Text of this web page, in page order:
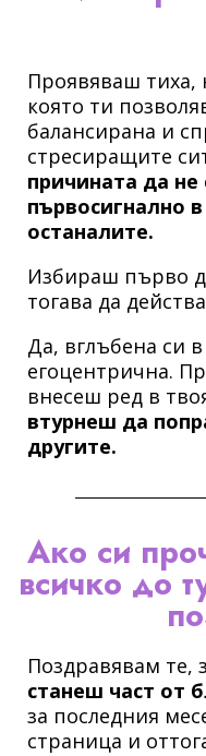
Проявяваш тиха,
която ти
балансирана и
стресиращите
причината да
първосигнално
останалите.
Избираш първо
тогава да
Да, вглъбена си
егоцентрична.
внесеш ред в
втурнеш да
другите.
Ако си
всичко до
Поздравявам те,
станеш част от
за последния
страница и